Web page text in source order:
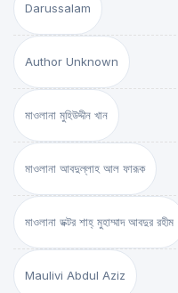
Darussalam
Author Unknown
মাওলানা মুহিউদ্দীন খান
মাওলানা আবদুল্লাহ আল ফারূক
মাওলানা ডক্টর শাহ্‌ মুহাম্মাদ আবদুর রহীম
Maulivi Abdul Aziz